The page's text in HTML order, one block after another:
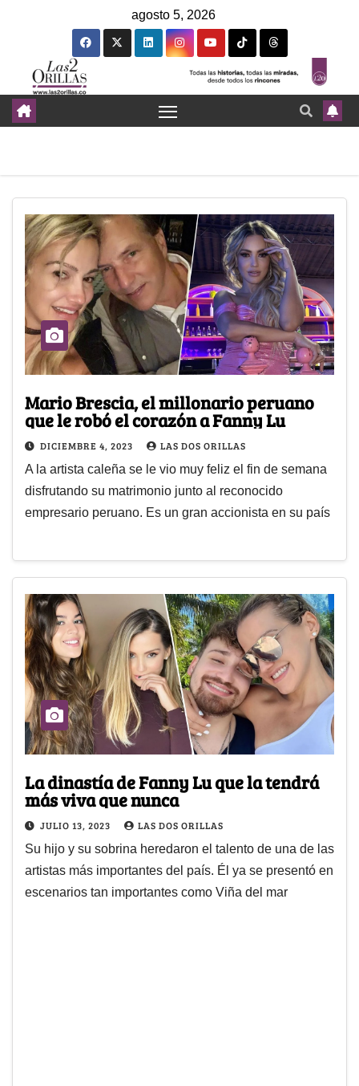
agosto 5, 2026
Mario Brescia, el millonario peruano
que le robó el corazón a Fanny Lu
DICIEMBRE 4, 2023 LAS DOS ORILLAS
A la artista caleña se le vio muy feliz el fin de semana
disfrutando su matrimonio junto al reconocido
empresario peruano. Es un gran accionista en su país
La dinastía de Fanny Lu que la tendrá
más viva que nunca
JULIO 13, 2023 LAS DOS ORILLAS
Su hijo y su sobrina heredaron el talento de una de las
artistas más importantes del país. Él ya se presentó en
escenarios tan importantes como Viña del mar